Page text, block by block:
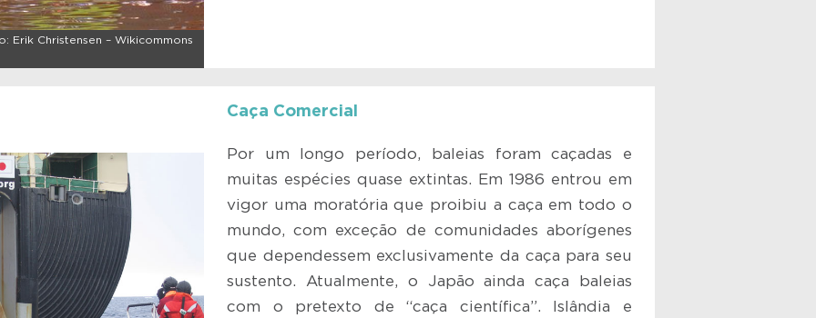
Erik Christensen – Wikicommons
Caça Comercial
Por um longo período, baleias foram caçadas e
muitas espécies quase extintas. Em 1986 entrou em
vigor uma moratória que proibiu a caça em todo o
mundo, com exceção de comunidades aborígenes
que dependessem exclusivamente da caça para seu
sustento. Atualmente, o Japão ainda caça baleias
com o pretexto de “caça científica”. Islândia e